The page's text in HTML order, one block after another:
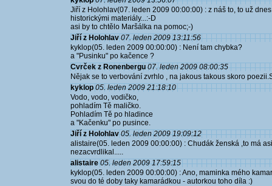
Jiří z Holohlav(07. leden 2009 00:00:00) : z náš to, to už
historickými materiály...:-D
asi by to chtělo Maršálka na pomoc;-)
Jiří z Holohlav 07. leden 2009 13:11:56
kyklop(05. leden 2009 00:00:00) : Není tam chybka?
a "Pusinku" po kačence ?
Cvrček z Ronenbergu 07. leden 2009 08:00:35
Nějak se to verbování zvrhlo , na jakous takous skoro
kyklop 05. leden 2009 21:18:10
Vodo, vodo, vodičko,
pohladím Tě maličko.
Pohladím Tě po hladince
a "Kačenku" po pusince.
Jiří z Holohlav 05. leden 2009 19:09:12
alistaire(05. leden 2009 00:00:00) : Chudák ženská ,to má
nezacvrdlikal.....
alistaire 05. leden 2009 17:59:15
kyklop(05. leden 2009 00:00:00) : Ano, maminka mého
svou do té doby taky kamarádkou - autorkou toho díla :)